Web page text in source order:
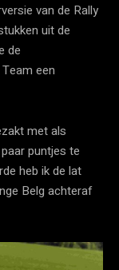
van de Rally
uit de
de
een
met als
puntjes te
heb ik de lat
Belg achteraf